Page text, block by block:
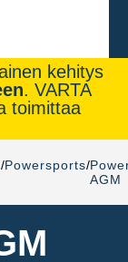
kehitys
. VARTA
toimittaa
Powersports
AGM